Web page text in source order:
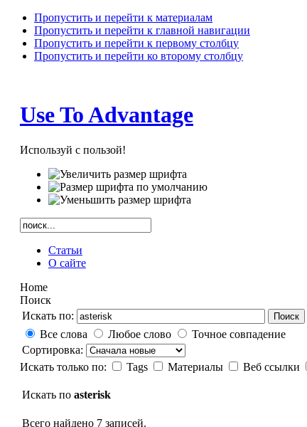
Пропустить и перейти к материалам
Пропустить и перейти к главной навигации
Пропустить и перейти к первому столбцу
Пропустить и перейти ко второму столбцу
Use To Advantage
Используй с пользой!
Статьи
О сайте
Home
Поиск
Искать по:
Поиск
Все слова Любое слово
Точное совпадение
Сортировка:
Искать только по:
Tags Материалы Веб ссылки
Искать по asterisk
Всего найдено 7 записей.